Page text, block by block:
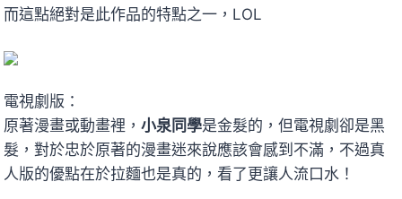
而這點絕對是此作品的特點之一，LOL
電視劇版：
原著漫畫或動畫裡， 小泉同學是金髮的，但電視劇卻是黑
髮，對於忠於原著的漫畫迷來說應該會感到不滿，不過真
人版的優點在於拉麵也是真的，看了更讓人流口水！